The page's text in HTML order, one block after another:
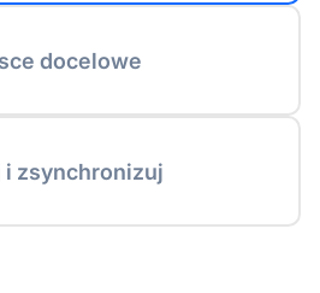
docelowe
zsynchronizuj